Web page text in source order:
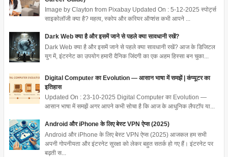
Image by Clayton from Pixabay Updated On : 5-12-2025 स्पोर्ट्स
साइकोलॉजी क्या है? महत्व, स्कोप और करियर ऑप्शंस कभी आपने ...
Dark Web क्या है और इसमें जाने से पहले क्या सावधानी रखें?
Dark Web क्या है और इसमें जाने से पहले क्या सावधानी रखें? आज के डिजिटल
युग में, इंटरनेट का उपयोग हमारी दैनिक जिंदगी का एक अहम हिस्सा बन चुका...
Digital Computer का Evolution — आसान भाषा में समझें | कंप्यूटर का
इतिहास
Updated On : 23-10-2025 Digital Computer का Evolution —
आसान भाषा में समझें अगर आपने कभी सोचा है कि आज के आधुनिक लैपटॉप या...
Android और iPhone के लिए बेस्ट VPN ऐप्स (2025)
Android और iPhone के लिए बेस्ट VPN ऐप्स (2025) आजकल हम सभी
अपनी गोपनीयता और इंटरनेट सुरक्षा को लेकर बहुत सतर्क हो गए हैं। इंटरनेट पर
बढ़ती स...